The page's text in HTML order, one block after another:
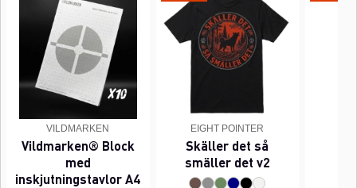
VILDMARKEN
Vildmarken® Block
med
inskjutningstavlor A4
EIGHT POINTER
Skäller det så
smäller det v2